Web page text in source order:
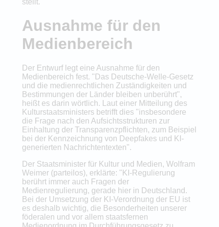
Ausnahme für den
Medienbereich
Der Entwurf legt eine Ausnahme für den
Medienbereich fest. "Das Deutsche-Welle-Gesetz
und die medienrechtlichen Zuständigkeiten und
Bestimmungen der Länder bleiben unberührt",
heißt es darin wörtlich. Laut einer Mitteilung des
Kulturstaatsministers betrifft dies "insbesondere
die Frage nach den Aufsichtsstrukturen zur
Einhaltung der Transparenzpflichten, zum Beispiel
bei der Kennzeichnung von Deepfakes und KI-
generierten Nachrichtentexten".
Der Staatsminister für Kultur und Medien, Wolfram
Weimer (parteilos), erklärte: "KI-Regulierung
berührt immer auch Fragen der
Medienregulierung, gerade hier in Deutschland.
Bei der Umsetzung der KI-Verordnung der EU ist
es deshalb wichtig, die Besonderheiten unserer
föderalen und vor allem staatsfernen